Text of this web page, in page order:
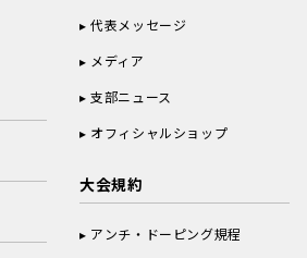
代表メッセージ
メディア
支部ニュース
オフィシャルショップ
大会規約
アンチ・ドーピング規程